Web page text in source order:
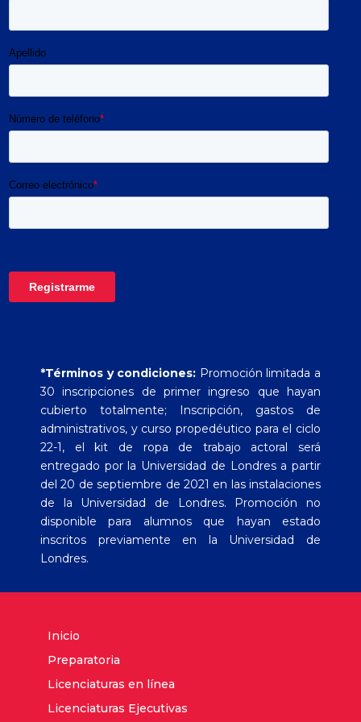
*Términos y condiciones: Promoción limitada a
30 inscripciones de primer ingreso que hayan
cubierto totalmente; Inscripción, gastos de
administrativos, y curso propedéutico para el ciclo
22-1, el kit de ropa de trabajo actoral será
entregado por la Universidad de Londres a partir
del 20 de septiembre de 2021 en las instalaciones
de la Universidad de Londres. Promoción no
disponible para alumnos que hayan estado
inscritos previamente en la Universidad de
Londres.
Inicio
Preparatoria
Licenciaturas en línea
Licenciaturas Ejecutivas